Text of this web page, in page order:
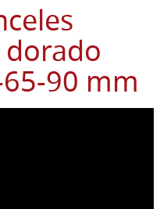
90 mm